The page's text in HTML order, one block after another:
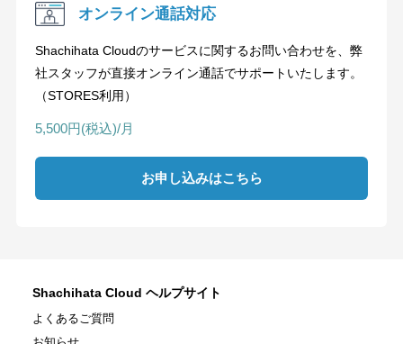
オンライン通話対応
Shachihata Cloudのサービスに関するお問い合わせを、弊
社スタッフが直接オンライン通話でサポートいたします。
（STORES利用）
5,500円(税込)/月
お申し込みはこちら
Shachihata Cloud ヘルプサイト
よくあるご質問